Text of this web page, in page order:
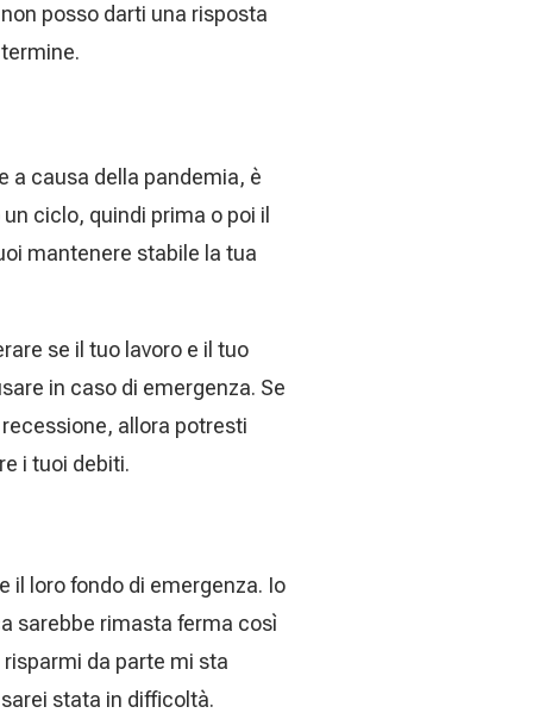
posso darti una risposta
a causa della pandemia, è
ciclo, quindi prima o poi il
mantenere stabile la tua
se il tuo lavoro e il tuo
in caso di emergenza. Se
allora potresti
i tuoi debiti.
il loro fondo di emergenza. Io
sarebbe rimasta ferma così
da parte mi sta
stata in difficoltà.